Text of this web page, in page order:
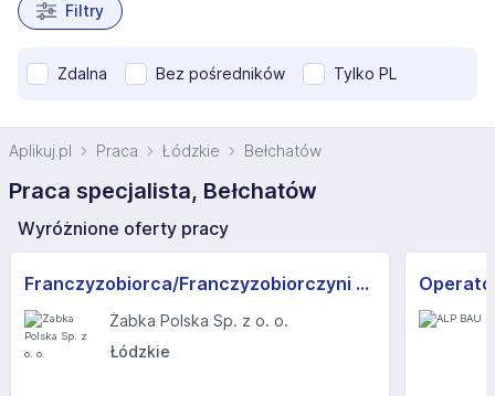
Filtry
Zdalna Bez pośredników Tylko PL
Aplikuj.pl Praca Łódzkie Bełchatów
Praca specjalista, Bełchatów
Wyróżnione oferty pracy
Franczyzobiorca/Franczyzobiorczyni sklepu Żabka
Żabka Polska Sp. z o. o.
Łódzkie